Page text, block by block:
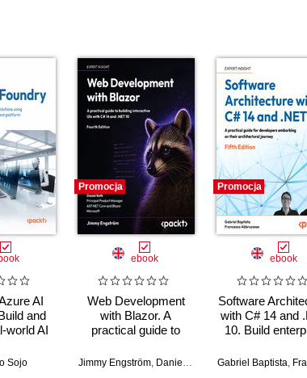
AI
and
world AI
AI
Sojo
Promocja
ebook
Web Development
with Blazor. A
practical guide to
UIs with C# 14 and
Jimmy Engström, Daniel Roth
Promocja
ebook
Software
with C# 14 and
10. Build
Gabriel Baptista, Francesco